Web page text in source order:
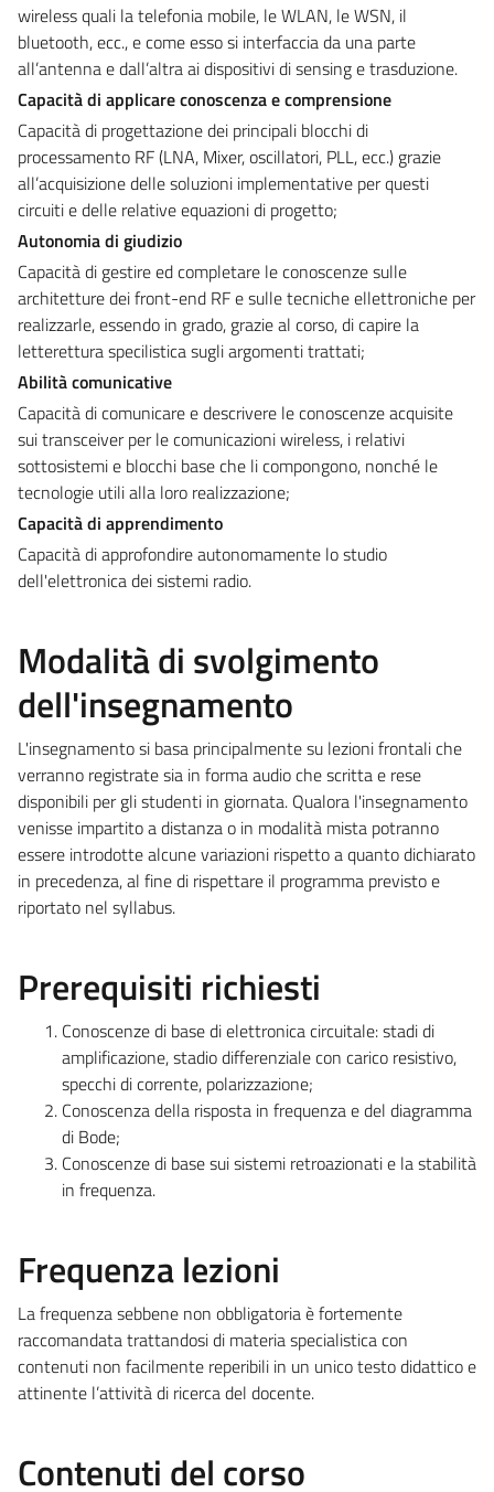
wireless quali la telefonia mobile, le WLAN, le WSN, il
bluetooth, ecc., e come esso si interfaccia da una parte
all’antenna e dall’altra ai dispositivi di sensing e trasduzione.
Capacità di applicare conoscenza e comprensione
Capacità di progettazione dei principali blocchi di
processamento RF (LNA, Mixer, oscillatori, PLL, ecc.) grazie
all’acquisizione delle soluzioni implementative per questi
circuiti e delle relative equazioni di progetto;
Autonomia di giudizio
Capacità di gestire ed completare le conoscenze sulle
architetture dei front-end RF e sulle tecniche ellettroniche per
realizzarle, essendo in grado, grazie al corso, di capire la
letterettura specilistica sugli argomenti trattati;
Abilità comunicative
Capacità di comunicare e descrivere le conoscenze acquisite
sui transceiver per le comunicazioni wireless, i relativi
sottosistemi e blocchi base che li compongono, nonché le
tecnologie utili alla loro realizzazione;
Capacità di apprendimento
Capacità di approfondire autonomamente lo studio
dell'elettronica dei sistemi radio.
Modalità di svolgimento
dell'insegnamento
L'insegnamento si basa principalmente su lezioni frontali che
verranno registrate sia in forma audio che scritta e rese
disponibili per gli studenti in giornata. Qualora l'insegnamento
venisse impartito a distanza o in modalità mista potranno
essere introdotte alcune variazioni rispetto a quanto dichiarato
in precedenza, al fine di rispettare il programma previsto e
riportato nel syllabus.
Prerequisiti richiesti
Conoscenze di base di elettronica circuitale: stadi di
amplificazione, stadio differenziale con carico resistivo,
specchi di corrente, polarizzazione;
Conoscenza della risposta in frequenza e del diagramma
di Bode;
Conoscenze di base sui sistemi retroazionati e la stabilità
in frequenza.
Frequenza lezioni
La frequenza sebbene non obbligatoria è fortemente
raccomandata trattandosi di materia specialistica con
contenuti non facilmente reperibili in un unico testo didattico e
attinente l’attività di ricerca del docente.
Contenuti del corso